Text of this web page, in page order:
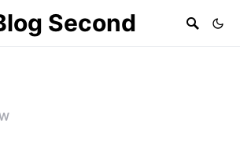
Second